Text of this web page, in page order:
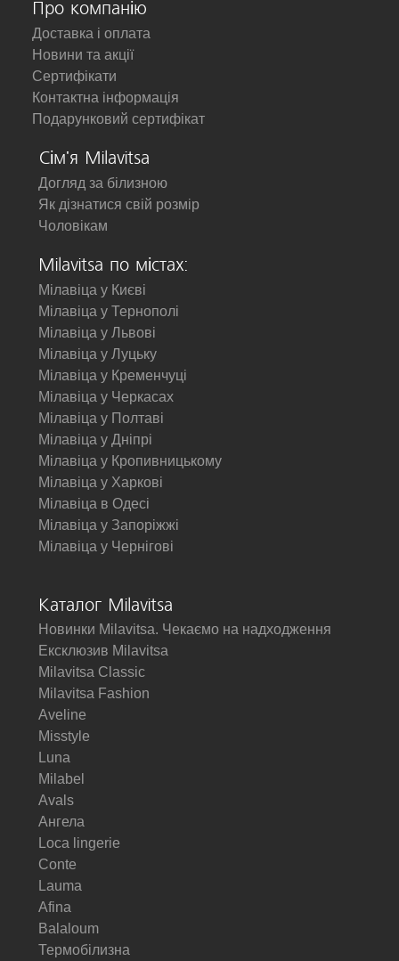
Про компанію
Доставка і оплата
Новини та акції
Сертифікати
Контактна інформація
Подарунковий сертифікат
Сім'я Milavitsa
Догляд за білизною
Як дізнатися свій розмір
Чоловікам
Milavitsa по містах:
Мілавіца у Києві
Мілавіца у Тернополі
Мілавіца у Львові
Мілавіца у Луцьку
Мілавіца у Кременчуці
Мілавіца у Черкасах
Мілавіца у Полтаві
Мілавіца у Дніпрі
Мілавіца у Кропивницькому
Мілавіца у Харкові
Мілавіца в Одесі
Мілавіца у Запоріжжі
Мілавіца у Чернігові
Каталог Milavitsa
Новинки Milavitsa. Чекаємо на надходження
Ексклюзив Milavitsa
Milavitsa Classic
Milavitsa Fashion
Aveline
Misstyle
Luna
Milabel
Avals
Ангела
Loca lingerie
Conte
Lauma
Afina
Balaloum
Термобілизна